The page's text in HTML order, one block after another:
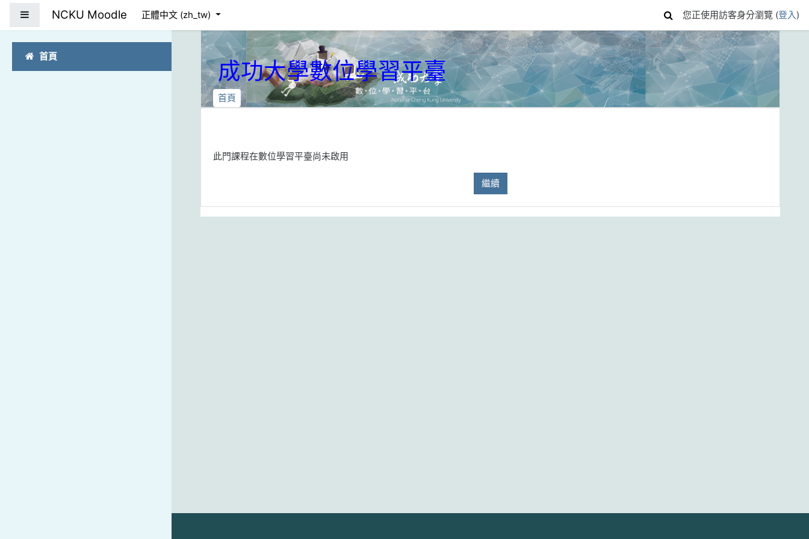
首頁
NCKU Moodle 正體中文 ‎(zh_tw)‎ 您正使用訪客身分瀏覽 (登入)
成功大學數位學習平臺
首頁
此門課程在數位學習平臺尚未啟用
繼續